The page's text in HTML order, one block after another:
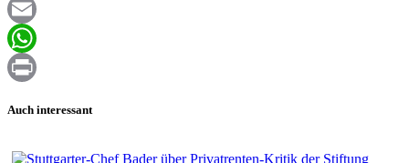
Facebook
Email
WhatsApp
Auch interessant